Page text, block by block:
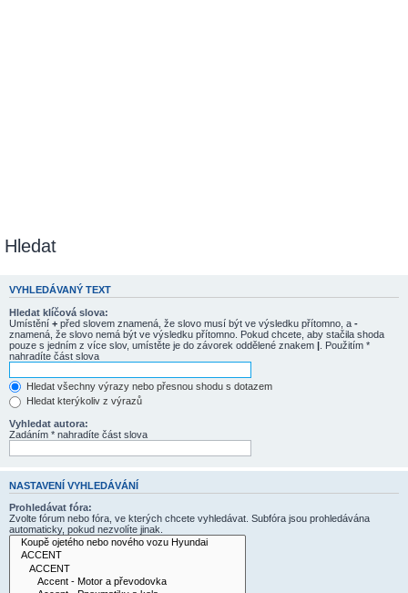
Hledat
VYHLEDÁVANÝ TEXT
Hledat klíčová slova:
Umístění + před slovem znamená, že slovo musí být ve výsledku přítomno, a -
znamená, že slovo nemá být ve výsledku přítomno. Pokud chcete, aby stačila shoda
pouze s jedním z více slov, umístěte je do závorek oddělené znakem | . Použitím *
nahradíte část slova
Hledat všechny výrazy nebo přesnou shodu s dotazem
Hledat kterýkoliv z výrazů
Vyhledat autora:
Zadáním * nahradíte část slova
NASTAVENÍ VYHLEDÁVÁNÍ
Prohledávat fóra:
Zvolte fórum nebo fóra, ve kterých chcete vyhledávat. Subfóra jsou prohledávána
automaticky, pokud nezvolíte jinak.